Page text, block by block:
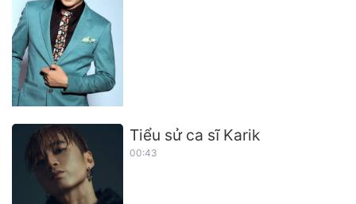
Tiểu sử ca sĩ Karik
00:43